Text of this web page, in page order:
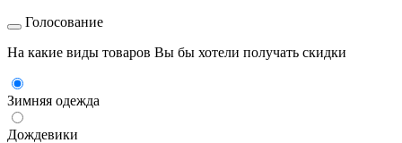
Голосование
На какие виды товаров Вы бы хотели получать скидки
Зимняя одежда
Дождевики